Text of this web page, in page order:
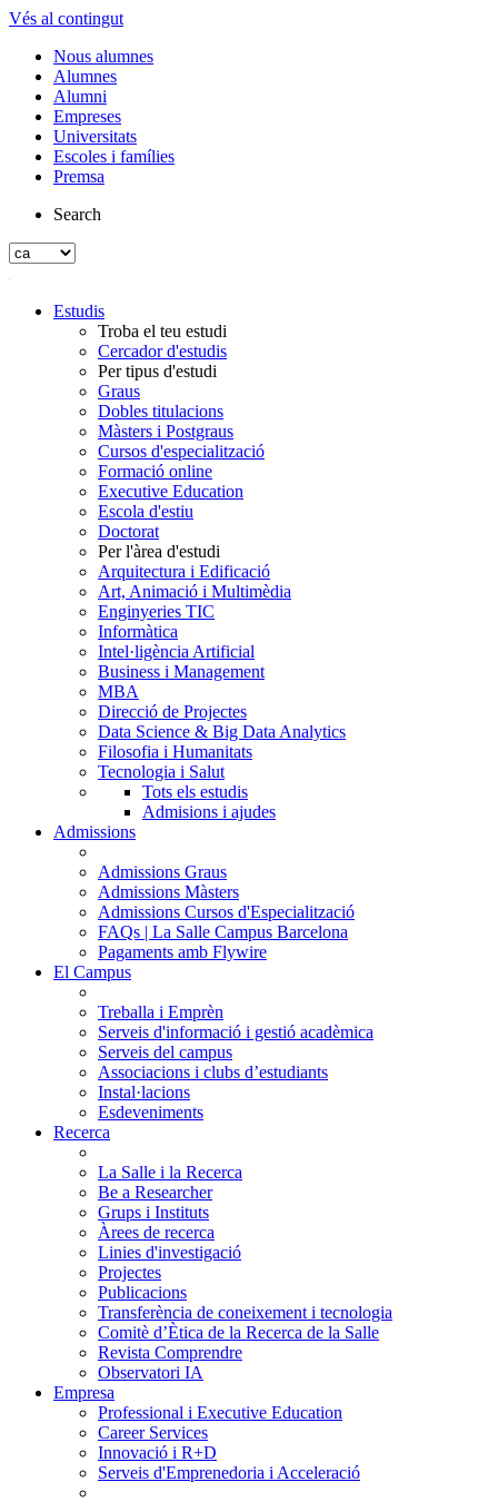
Vés al contingut
Nous alumnes
Alumnes
Alumni
Empreses
Universitats
Escoles i famílies
Premsa
Search
Estudis
Troba el teu estudi
Cercador d'estudis
Per tipus d'estudi
Graus
Dobles titulacions
Màsters i Postgraus
Cursos d'especialització
Formació online
Executive Education
Escola d'estiu
Doctorat
Per l'àrea d'estudi
Arquitectura i Edificació
Art, Animació i Multimèdia
Enginyeries TIC
Informàtica
Intel·ligència Artificial
Business i Management
MBA
Direcció de Projectes
Data Science & Big Data Analytics
Filosofia i Humanitats
Tecnologia i Salut
Tots els estudis
Admisions i ajudes
Admissions
Admissions Graus
Admissions Màsters
Admissions Cursos d'Especialització
FAQs | La Salle Campus Barcelona
Pagaments amb Flywire
El Campus
Treballa i Emprèn
Serveis d'informació i gestió acadèmica
Serveis del campus
Associacions i clubs d’estudiants
Instal·lacions
Esdeveniments
Recerca
La Salle i la Recerca
Be a Researcher
Grups i Instituts
Àrees de recerca
Linies d'investigació
Projectes
Publicacions
Transferència de coneixement i tecnologia
Comitè d’Ètica de la Recerca de la Salle
Revista Comprendre
Observatori IA
Empresa
Professional i Executive Education
Career Services
Innovació i R+D
Serveis d'Emprenedoria i Acceleració